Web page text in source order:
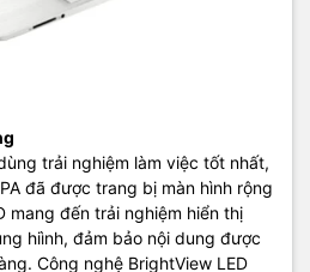
trải nghiệm làm việc tốt nhất,
đã được trang bị màn hình rộng
mang đến trải nghiệm hiển thị
hiình, đảm bảo nội dung được
Công nghệ BrightView LED